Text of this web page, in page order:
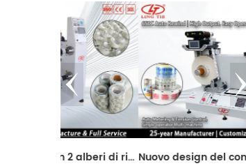
Macchina da taglio con 2 alberi di riavvolgimento